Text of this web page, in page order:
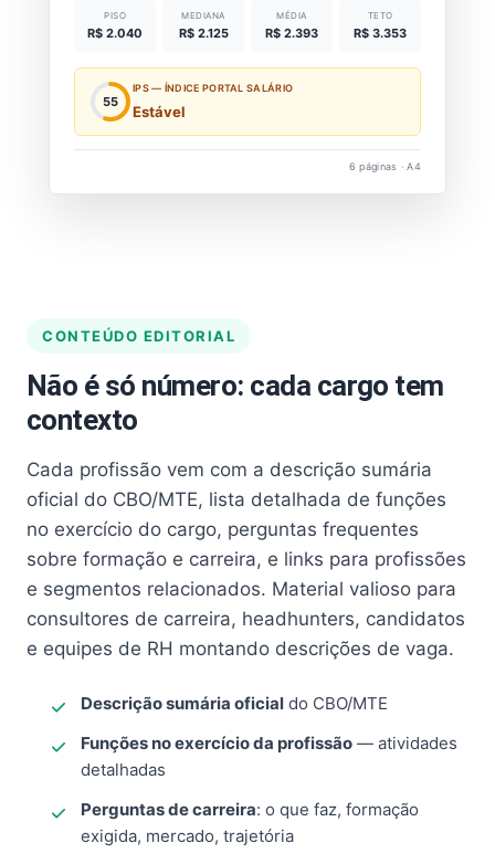
PISO
R$ 2.040
MEDIANA
R$ 2.125
MÉDIA
R$ 2.393
TETO
R$ 3.353
55
IPS — ÍNDICE PORTAL SALÁRIO
Estável
6 páginas · A4
CONTEÚDO EDITORIAL
Não é só número: cada cargo tem
contexto
Cada profissão vem com a descrição sumária
oficial do CBO/MTE, lista detalhada de funções
no exercício do cargo, perguntas frequentes
sobre formação e carreira, e links para profissões
e segmentos relacionados. Material valioso para
consultores de carreira, headhunters, candidatos
e equipes de RH montando descrições de vaga.
Descrição sumária oficial do CBO/MTE
Funções no exercício da profissão — atividades
detalhadas
Perguntas de carreira: o que faz, formação
exigida, mercado, trajetória